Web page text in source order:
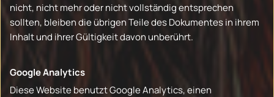
nicht, nicht mehr oder nicht vollständig entsprechen
sollten, bleiben die übrigen Teile des Dokumentes in ihrem
Inhalt und ihrer Gültigkeit davon unberührt.
Google Analytics
Diese Website benutzt Google Analytics, einen